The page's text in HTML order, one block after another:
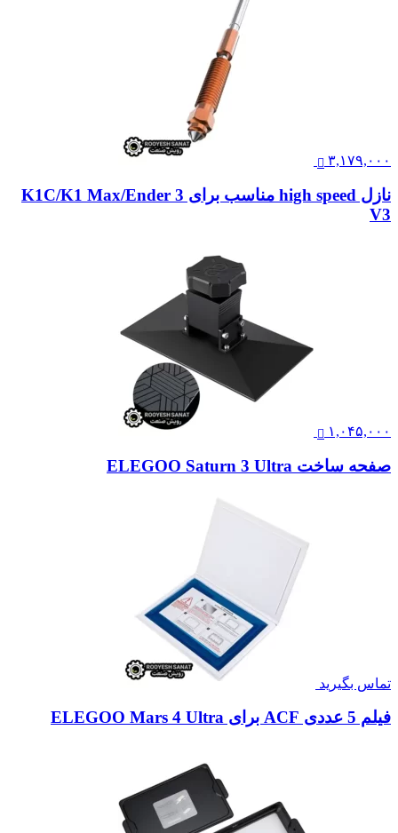
۳,۱۷۹,۰۰۰
نازل high speed مناسب برای K1C/K1 Max/Ender 3
V3
۱,۰۴۵,۰۰۰
صفحه ساخت ELEGOO Saturn 3 Ultra
تماس بگیرید
فیلم 5 عددی ACF برای ELEGOO Mars 4 Ultra